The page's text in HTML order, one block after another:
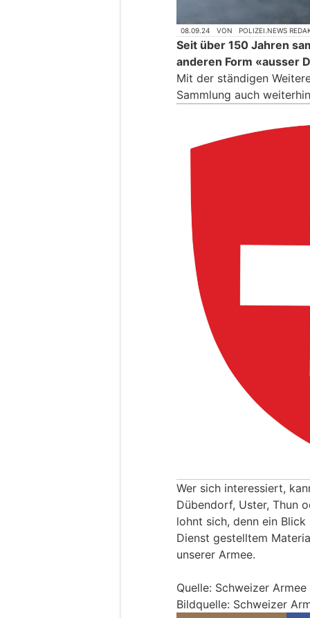
08.09.24 VON POLIZEI.NEWS
Seit über 150 Jahren
anderen Form «ausser
Mit der ständigen
Sammlung auch
Wer sich interessiert,
Dübendorf, Uster, Thun
lohnt sich, denn ein
Dienst gestelltem
unserer Armee.
Quelle: Schweizer Armee
Bildquelle: Schweizer